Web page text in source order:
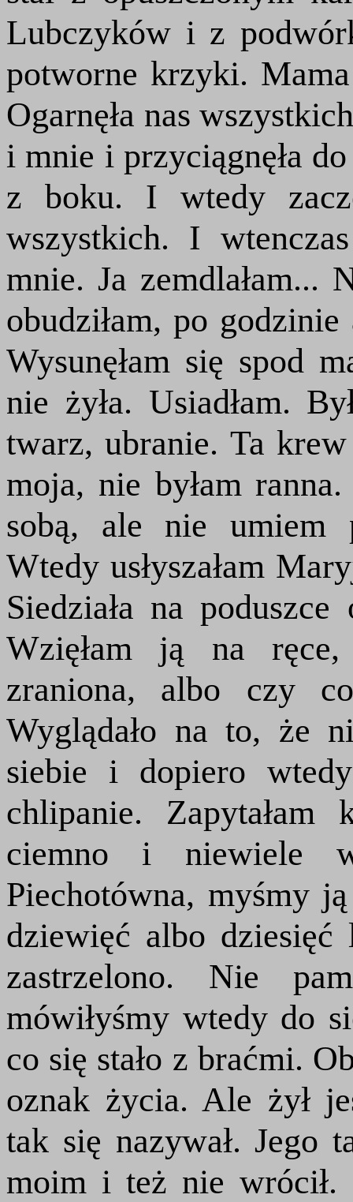
Lubczyków i z
potworne krzyki.
Ogarnęła nas
i mnie i przyciągnęła
z boku. I wtedy
wszystkich. I
mnie. Ja zemdlałam...
obudziłam, po
Wysunęłam się spod
nie żyła. Usiadłam.
twarz, ubranie. Ta
moja, nie byłam
sobą, ale nie umiem
Wtedy usłyszałam
Siedziała na
Wzięłam ją na
zraniona, albo czy
Wyglądało na to, że
siebie i dopiero
chlipanie.
ciemno i niewiele
Piechotówna, myśmy
dziewięć albo
zastrzelono. Nie
mówiłyśmy wtedy do
co się stało z braćmi.
oznak życia. Ale żył
tak się nazywał. Jego
moim i też nie wrócił.